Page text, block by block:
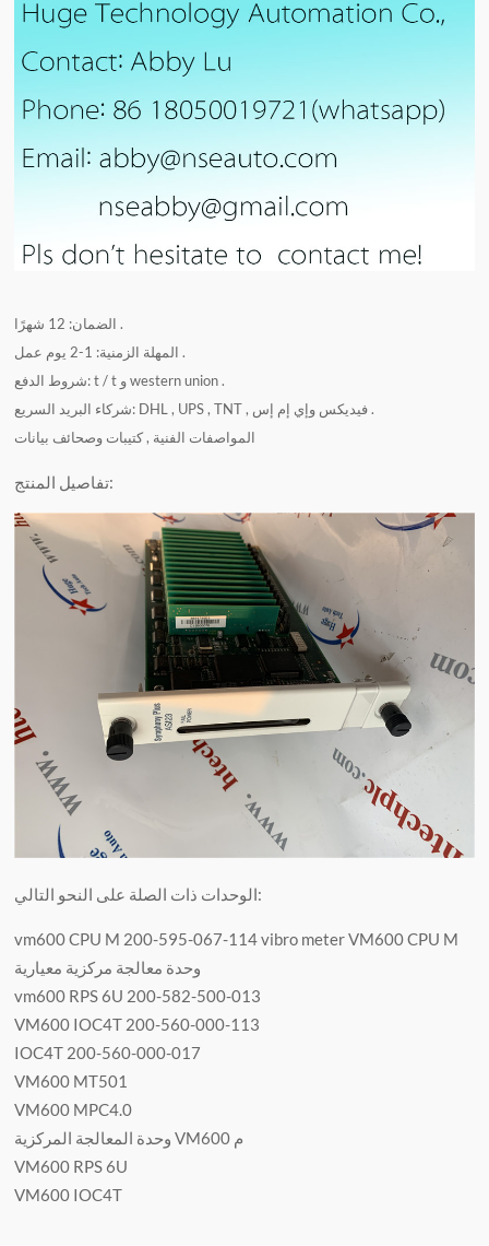
الضمان: 12 شهرًا .
المهلة الزمنية: 1-2 يوم عمل .
شروط الدفع: t / t و western union .
شركاء البريد السريع: DHL , UPS , TNT , فيديكس وإي إم إس .
المواصفات الفنية , كتيبات وصحائف بيانات
تفاصيل المنتج:
الوحدات ذات الصلة على النحو التالي:
vm600 CPU M 200-595-067-114 vibro meter VM600 CPU M
وحدة معالجة مركزية معيارية
vm600 RPS 6U 200-582-500-013
VM600 IOC4T 200-560-000-113
IOC4T 200-560-000-017
VM600 MT501
VM600 MPC4.0
وحدة المعالجة المركزية VM600 م
VM600 RPS 6U
VM600 IOC4T